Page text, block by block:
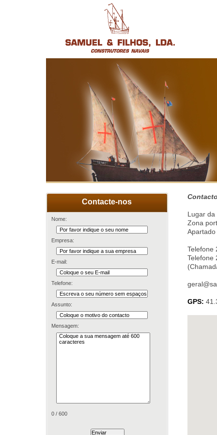
Contacte-nos
Nome:
Empresa:
E-mail:
Telefone:
Assunto:
Mensagem:
0 / 600
Lugar
Zona
Telefone
Telefone
GPS: